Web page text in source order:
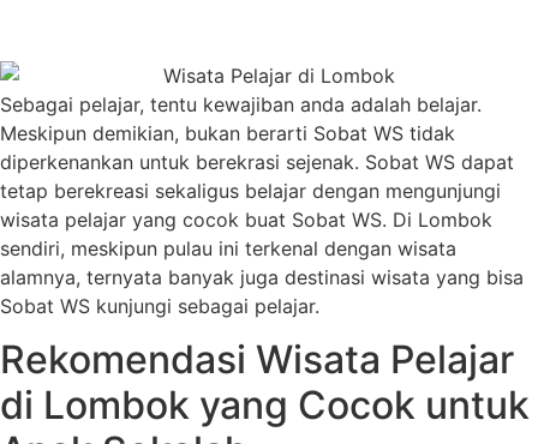
Sebagai pelajar, tentu kewajiban anda adalah belajar.
Meskipun demikian, bukan berarti Sobat WS tidak
diperkenankan untuk berekrasi sejenak. Sobat WS dapat
tetap berekreasi sekaligus belajar dengan mengunjungi
wisata pelajar yang cocok buat Sobat WS. Di Lombok
sendiri, meskipun pulau ini terkenal dengan wisata
alamnya, ternyata banyak juga destinasi wisata yang bisa
Sobat WS kunjungi sebagai pelajar.
Rekomendasi Wisata Pelajar
di Lombok yang Cocok untuk